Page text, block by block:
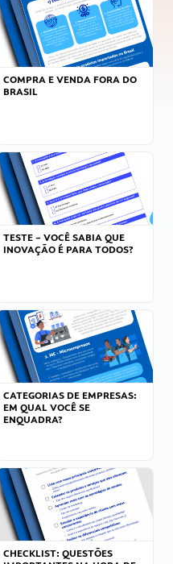
COMPRA E VENDA FORA DO
BRASIL
TESTE – VOCÊ SABIA QUE
INOVAÇÃO É PARA TODOS?
CATEGORIAS DE EMPRESAS:
EM QUAL VOCÊ SE
ENQUADRA?
CHECKLIST: QUESTÕES